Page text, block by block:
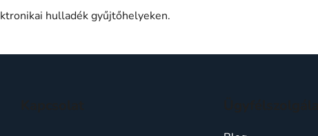
hulladék gyűjtőhelyeken.